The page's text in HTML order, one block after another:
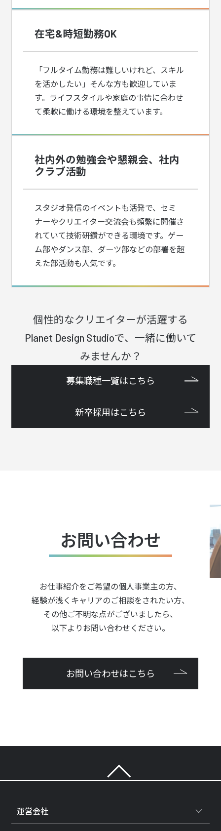
在宅&時短勤務OK
「フルタイム勤務は難しいけれど、スキル
を活かしたい」そんな方も歓迎していま
す。ライフスタイルや家庭の事情に合わせ
て柔軟に働ける環境を整えています。
社内外の勉強会や懇親会、社内
クラブ活動
スタジオ発信のイベントも活発で、セミ
ナーやクリエイター交流会も頻繁に開催さ
れていて技術研鑽ができる環境です。ゲー
ム部やダンス部、ダーツ部などの部署を超
えた部活動も人気です。
個性的なクリエイターが活躍する
Planet Design Studioで、 一緒に働いて
みませんか？
募集職種一覧はこちら
新卒採用はこちら
お問い合わせ
お仕事紹介をご希望の個人事業主の方、
経験が浅くキャリアのご相談をされたい方、
その他ご不明な点がございましたら、
以下よりお問い合わせください。
お問い合わせはこちら
運営会社